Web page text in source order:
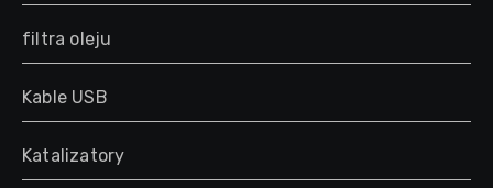
filtra oleju
Kable USB
Katalizatory